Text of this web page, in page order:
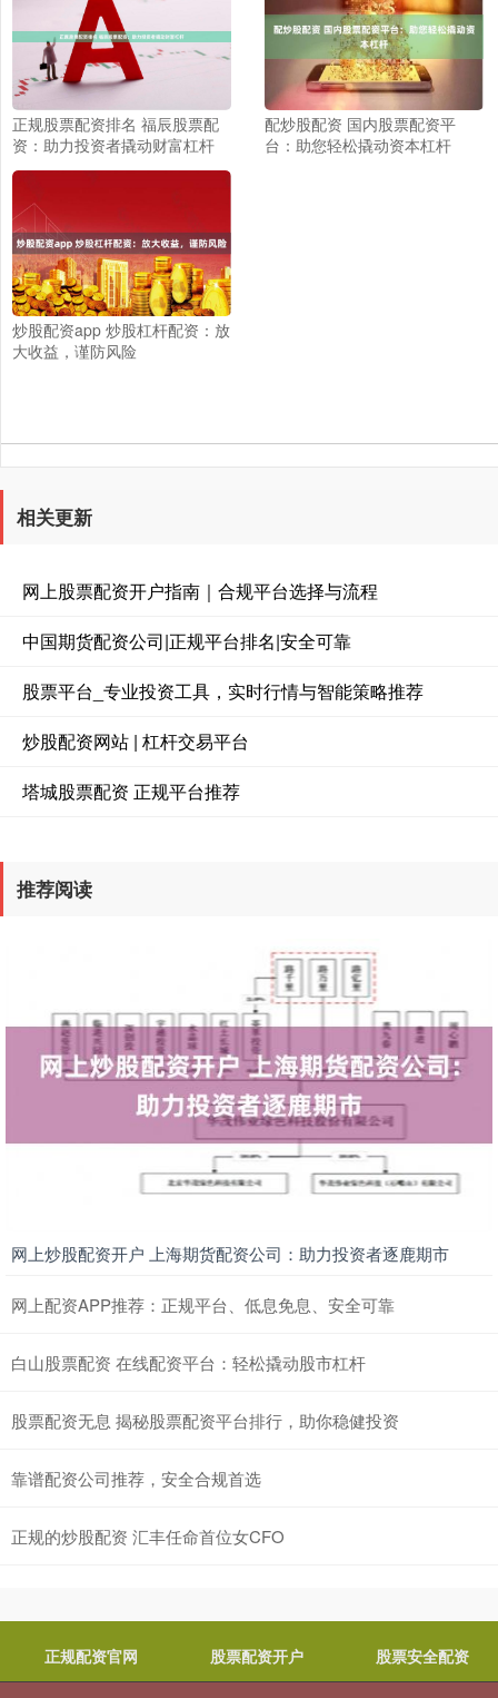
正规股票配资排名 福辰股票配
资：助力投资者撬动财富杠杆
配炒股配资 国内股票配资平
台：助您轻松撬动资本杠杆
炒股配资app 炒股杠杆配资：放
大收益，谨防风险
相关更新
网上股票配资开户指南｜合规平台选择与流程
中国期货配资公司|正规平台排名|安全可靠
股票平台_专业投资工具，实时行情与智能策略推荐
炒股配资网站 | 杠杆交易平台
塔城股票配资 正规平台推荐
推荐阅读
网上炒股配资开户 上海期货配资公司：助力投资者逐鹿期市
网上配资APP推荐：正规平台、低息免息、安全可靠
白山股票配资 在线配资平台：轻松撬动股市杠杆
股票配资无息 揭秘股票配资平台排行，助你稳健投资
靠谱配资公司推荐，安全合规首选
正规的炒股配资 汇丰任命首位女CFO
正规配资官网 股票配资开户 股票安全配资